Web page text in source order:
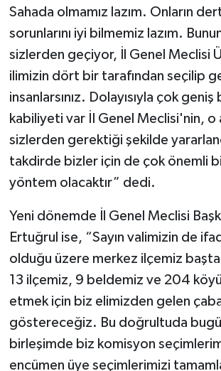
Sahada olmamız lazım. Onların
sorunlarını iyi bilmemiz lazım.
sizlerden geçiyor, İl Genel Meclisi
ilimizin dört bir tarafından seçilip
insanlarsınız. Dolayısıyla çok geniş
kabiliyeti var İI Genel Meclisi'nin, o
sizlerden gerektiği şekilde
takdirde bizler için de çok önemli
yöntem olacaktır” dedi.
Yeni dönemde İl Genel Meclisi
Ertuğrul ise, “Sayın valimizin de
olduğu üzere merkez ilçemiz
13 ilçemiz, 9 beldemiz ve 204
etmek için biz elimizden gelen
göstereceğiz. Bu doğrultuda
birleşimde biz komisyon
encümen üye seçimlerimizi